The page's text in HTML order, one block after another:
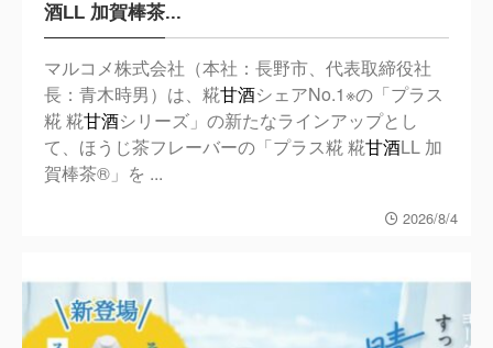
酒LL 加賀棒茶...
マルコメ株式会社（本社：長野市、代表取締役社
長：青木時男）は、糀甘酒シェアNo.1※の「プラス
糀 糀甘酒シリーズ」の新たなラインアップとし
て、ほうじ茶フレーバーの「プラス糀 糀甘酒LL 加
賀棒茶®」を ...
2026/8/4